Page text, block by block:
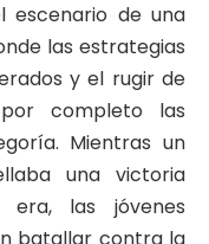
escenario de una
las estrategias
y el rugir de
completo las
Mientras un
una victoria
era, las jóvenes